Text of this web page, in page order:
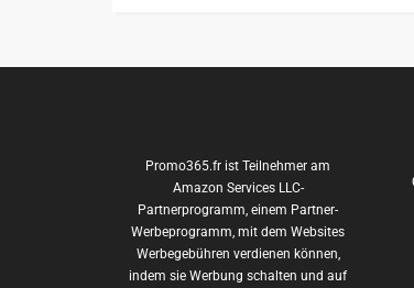
Promo365.fr ist Teilnehmer am
Amazon Services LLC-
Partnerprogramm, einem Partner-
Werbeprogramm, mit dem Websites
Werbegebühren verdienen können,
indem sie Werbung schalten und auf